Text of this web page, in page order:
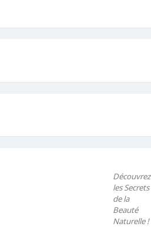
Découvrez
les Secrets
de la
Beauté
Naturelle !